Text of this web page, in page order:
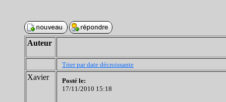
Auteur
Trier par date décroissante
Xavier
Posté le:
17/11/2010 15:18